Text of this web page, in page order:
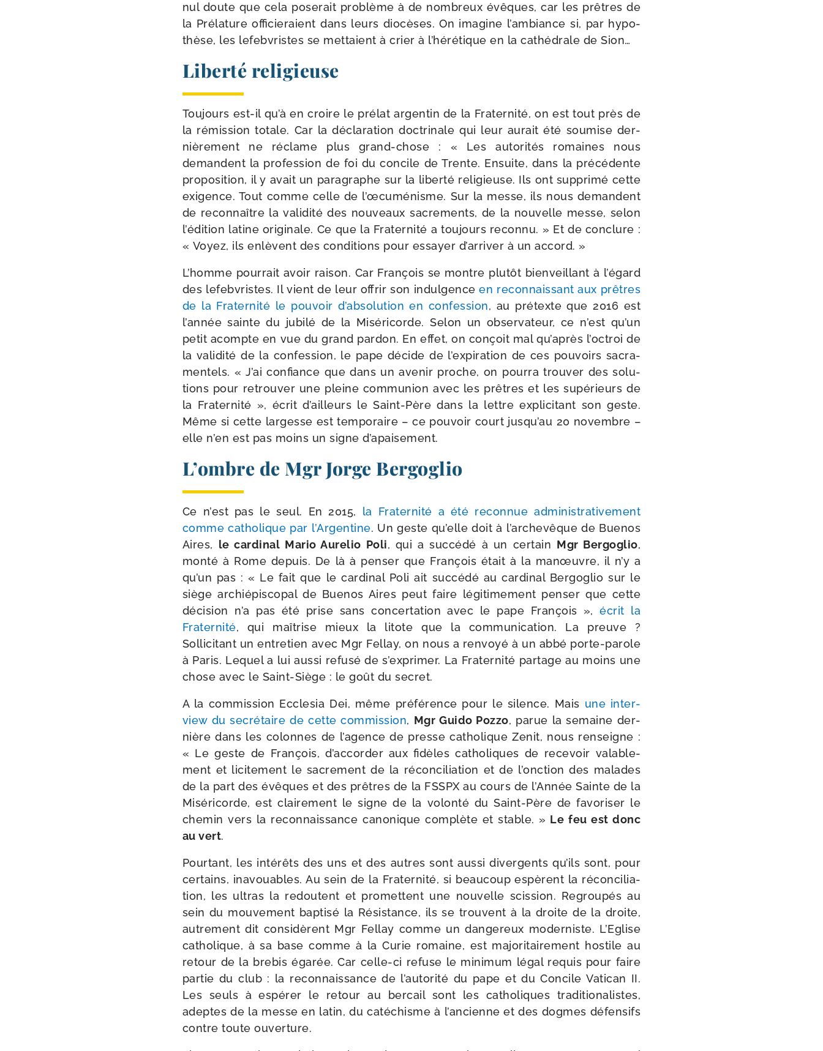
nul doute que cela pose­rait pro­blème à de nom­breux évêques, car les prêtres de
la Prélature offi­cie­raient dans leurs dio­cèses. On ima­gine l’ambiance si, par hypo­
thèse, les lefeb­vristes se met­taient à crier à l’hérétique en la cathé­drale de Sion…
Liberté religieuse
Toujours est-​il qu’à en croire le pré­lat argen­tin de la Fraternité, on est tout près de
la rémis­sion totale. Car la décla­ra­tion doc­tri­nale qui leur aurait été sou­mise der­
niè­re­ment ne réclame plus grand-​chose : « Les auto­ri­tés romaines nous
demandent la pro­fes­sion de foi du concile de Trente. Ensuite, dans la pré­cé­dente
pro­po­si­tion, il y avait un para­graphe sur la liber­té reli­gieuse. Ils ont sup­pri­mé cette
exi­gence. Tout comme celle de l’œcuménisme. Sur la messe, ils nous demandent
de recon­naître la vali­di­té des nou­veaux sacre­ments, de la nou­velle messe, selon
l’édition latine ori­gi­nale. Ce que la Fraternité a tou­jours recon­nu. » Et de conclure :
« Voyez, ils enlèvent des condi­tions pour essayer d’arriver à un accord. »
L’homme pour­rait avoir rai­son. Car François se montre plu­tôt bien­veillant à l’égard
des lefeb­vristes. Il vient de leur offrir son indul­genceen recon­nais­sant aux prêtres
de la Fraternité le pou­voir d’absolution en confes­sion, au pré­texte que 2016 est
l’année sainte du jubi­lé de la Miséricorde. Selon un obser­va­teur, ce n’est qu’un
petit acompte en vue du grand par­don. En effet, on conçoit mal qu’après l’octroi de
la vali­di­té de la confes­sion, le pape décide de l’expiration de ces pou­voirs sacra­
men­tels. « J’ai confiance que dans un ave­nir proche, on pour­ra trou­ver des solu­
tions pour retrou­ver une pleine com­mu­nion avec les prêtres et les supé­rieurs de
la Fraternité », écrit d’ailleurs le Saint-​Père dans la lettre expli­ci­tant son geste.
Même si cette lar­gesse est tem­po­raire – ce pou­voir court jusqu’au 20 novembre –
elle n’en est pas moins un signe d’apaisement.
L’ombre de Mgr Jorge Bergoglio
Ce n’est pas le seul. En 2015, la Fraternité a été recon­nue admi­nis­tra­ti­ve­ment
comme catho­lique par l’Argentine. Un geste qu’elle doit à l’archevêque de Buenos
Aires, le car­di­nal Mario Aurelio Poli, qui a suc­cé­dé à un cer­tain Mgr Bergoglio,
mon­té à Rome depuis. De là à pen­ser que François était à la manœuvre, il n’y a
qu’un pas : « Le fait que le car­di­nal Poli ait suc­cé­dé au car­di­nal Bergoglio sur le
siège archi­épis­co­pal de Buenos Aires peut faire légi­ti­me­ment pen­ser que cette
déci­sion n’a pas été prise sans concer­ta­tion avec le pape François »,écrit la
Fraternité, qui maî­trise mieux la litote que la com­mu­ni­ca­tion. La preuve ?
Sollicitant un entre­tien avec Mgr Fellay, on nous a ren­voyé à un abbé porte-​parole
à Paris. Lequel a lui aus­si refu­sé de s’exprimer. La Fraternité par­tage au moins une
chose avec le Saint-​Siège : le goût du secret.
A la com­mis­sion Ecclesia Dei, même pré­fé­rence pour le silence. Mais une inter­
view du secré­taire de cette com­mis­sion, Mgr Guido Pozzo, parue la semaine der­
nière dans les colonnes de l’agence de presse catho­lique Zenit, nous ren­seigne :
« Le geste de François, d’accorder aux fidèles catho­liques de rece­voir vala­ble­
ment et lici­te­ment le sacre­ment de la récon­ci­lia­tion et de l’onction des malades
de la part des évêques et des prêtres de la FSSPX au cours de l’Année Sainte de la
Miséricorde, est clai­re­ment le signe de la volon­té du Saint-​Père de favo­ri­ser le
che­min vers la recon­nais­sance cano­nique com­plète et stable. » Le feu est donc
au vert.
Pourtant, les inté­rêts des uns et des autres sont aus­si diver­gents qu’ils sont, pour
cer­tains, inavouables. Au sein de la Fraternité, si beau­coup espèrent la récon­ci­lia­
tion, les ultras la redoutent et pro­mettent une nou­velle scis­sion. Regroupés au
sein du mou­ve­ment bap­ti­sé la Résistance, ils se trouvent à la droite de la droite,
autre­ment dit consi­dèrent Mgr Fellay comme un dan­ge­reux moder­niste. L’Eglise
catho­lique, à sa base comme à la Curie romaine, est majo­ri­tai­re­ment hos­tile au
retour de la bre­bis éga­rée. Car celle-​ci refuse le mini­mum légal requis pour faire
par­tie du club : la recon­nais­sance de l’autorité du pape et du Concile Vatican II.
Les seuls à espé­rer le retour au ber­cail sont les catho­liques tra­di­tio­na­listes,
adeptes de la messe en latin, du caté­chisme à l’ancienne et des dogmes défen­sifs
contre toute ouverture.